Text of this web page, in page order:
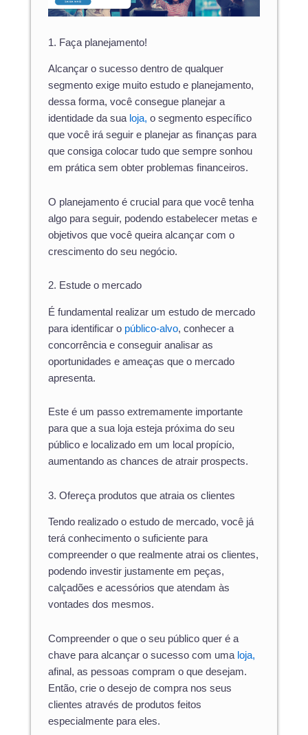
1. Faça planejamento!
Alcançar o sucesso dentro de qualquer
segmento exige muito estudo e planejamento,
dessa forma, você consegue planejar a
identidade da sua loja, o segmento específico
que você irá seguir e planejar as finanças para
que consiga colocar tudo que sempre sonhou
em prática sem obter problemas financeiros.
O planejamento é crucial para que você tenha
algo para seguir, podendo estabelecer metas e
objetivos que você queira alcançar com o
crescimento do seu negócio.
2. Estude o mercado
É fundamental realizar um estudo de mercado
para identificar o público-alvo, conhecer a
concorrência e conseguir analisar as
oportunidades e ameaças que o mercado
apresenta.
Este é um passo extremamente importante
para que a sua loja esteja próxima do seu
público e localizado em um local propício,
aumentando as chances de atrair prospects.
3. Ofereça produtos que atraia os clientes
Tendo realizado o estudo de mercado, você já
terá conhecimento o suficiente para
compreender o que realmente atrai os clientes,
podendo investir justamente em peças,
calçadões e acessórios que atendam às
vontades dos mesmos.
Compreender o que o seu público quer é a
chave para alcançar o sucesso com uma loja,
afinal, as pessoas compram o que desejam.
Então, crie o desejo de compra nos seus
clientes através de produtos feitos
especialmente para eles.